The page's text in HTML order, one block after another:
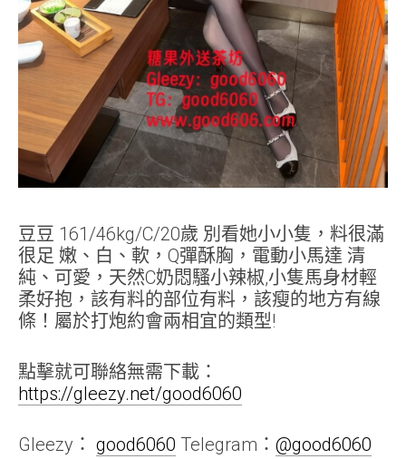
豆豆 161/46kg/C/20歲 別看她小小隻，料很滿
很足 嫩、白、軟，Q彈酥胸，電動小馬達 清
純、可愛，天然C奶悶騷小辣椒,小隻馬身材輕
柔好抱，該有料的部位有料，該瘦的地方有線
條！屬於打炮約會兩相宜的類型!
點擊就可聯絡無需下載：
https://gleezy.net/good6060
Gleezy： good6060 Telegram： @good6060